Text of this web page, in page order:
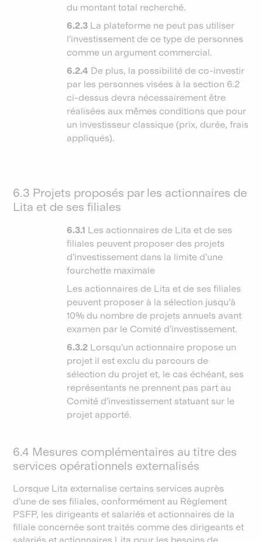
du montant total recherché.
6.2.3 La plateforme ne peut pas utiliser
l’investissement de ce type de personnes
comme un argument commercial.
6.2.4 De plus, la possibilité de co-investir
par les personnes visées à la section 6.2
ci-dessus devra nécessairement être
réalisées aux mêmes conditions que pour
un investisseur classique (prix, durée, frais
appliqués).
6.3 Projets proposés par les actionnaires de
Lita et de ses filiales
6.3.1 Les actionnaires de Lita et de ses
filiales peuvent proposer des projets
d’investissement dans la limite d’une
fourchette maximale
Les actionnaires de Lita et de ses filiales
peuvent proposer à la sélection jusqu’à
10% du nombre de projets annuels avant
examen par le Comité d’investissement.
6.3.2 Lorsqu’un actionnaire propose un
projet il est exclu du parcours de
sélection du projet et, le cas échéant, ses
représentants ne prennent pas part au
Comité d’investissement statuant sur le
projet apporté.
6.4 Mesures complémentaires au titre des
services opérationnels externalisés
Lorsque Lita externalise certains services auprès
d’une de ses filiales, conformément au Règlement
PSFP, les dirigeants et salariés et actionnaires de la
filiale concernée sont traités comme des dirigeants et